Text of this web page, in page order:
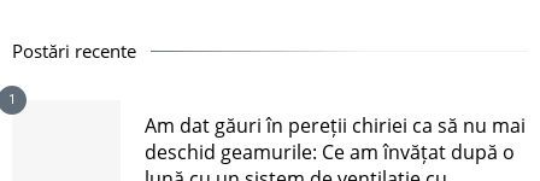
Postări recente
1
Am dat găuri în pereții chiriei ca să nu mai
deschid geamurile: Ce am învățat după o